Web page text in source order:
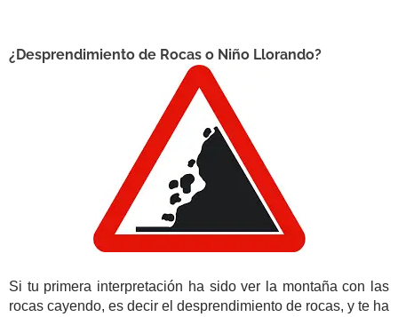
¿Desprendimiento de Rocas o Niño Llorando?
Si tu primera interpretación ha sido ver la montaña con las
rocas cayendo, es decir el desprendimiento de rocas, y te ha